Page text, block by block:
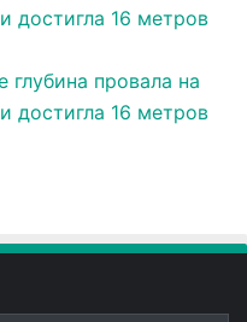
провала на
достигла 16 метров